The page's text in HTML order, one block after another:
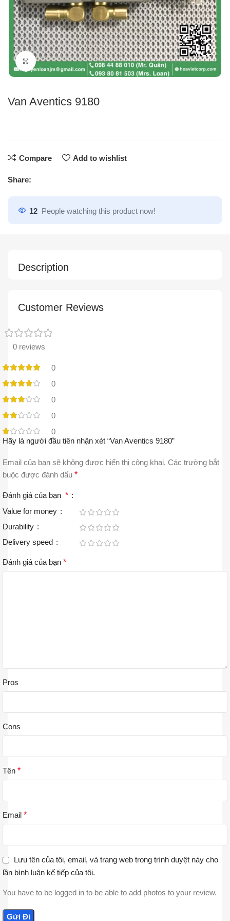
Click to enlarge
Van Aventics 9180
Compare Add to wishlist
Share:
12 People watching this product now!
Description
Customer Reviews
0 reviews
0
0
0
0
0
Hãy là người đầu tiên nhận xét “Van Aventics 9180”
Email của bạn sẽ không được hiển thị công khai. Các trường bắt
buộc được đánh dấu *
Đánh giá của bạn *
Value for money
Durability
Delivery speed
Đánh giá của bạn *
Pros
Cons
Tên *
Email *
Lưu tên của tôi, email, và trang web trong trình duyệt này cho
lần bình luận kế tiếp của tôi.
You have to be logged in to be able to add photos to your review.